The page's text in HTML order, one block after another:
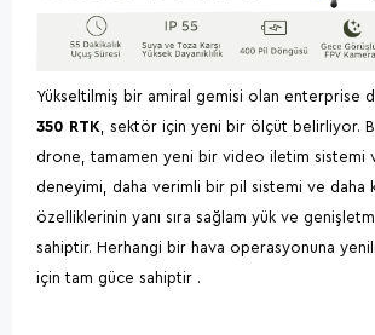
Yükseltilmiş bir amiral gemisi olan enterprise
350 RTK , sektör için yeni bir ölçüt belirliyor.
drone, tamamen yeni bir video iletim sistemi
deneyimi, daha verimli bir pil sistemi ve daha
özelliklerinin yanı sıra sağlam yük ve
sahiptir. Herhangi bir hava operasyonuna
için tam güce sahiptir .